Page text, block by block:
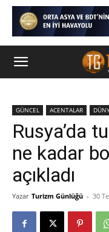
GÜNCEL ACENTALAR
Rusya’da
ne kadar
açıkladı
Yazar Turizm Günlüğü - 30